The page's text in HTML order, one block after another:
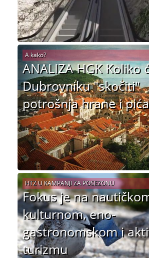
ANALIZA HGK Koliko
Dubrovniku "skočiti"
potrošnja hrane i
A kako?
Fokus je na
kulturnom, eno-
gastronomskom i
turizmu
HTZ U KAMPANJI ZA POSEZONU